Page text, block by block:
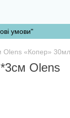
умови"
Olens «Копер»
Olens